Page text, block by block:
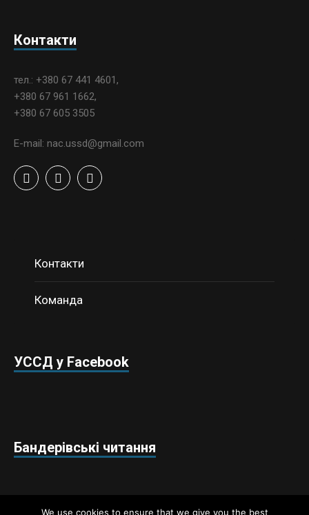
Контакти
тел.: +380 67 441 4601,
+380 67 961 1662,
+380 67 605 3505
E-mail: nac.ussd@gmail.com
Контакти
Команда
УССД у Facebook
Бандерівські читання
We use cookies to ensure that we give you the best